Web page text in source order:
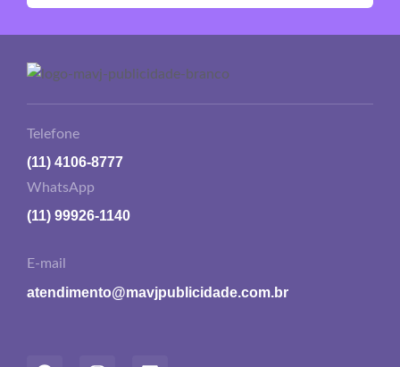
Telefone
(11) 4106-8777
WhatsApp
(11) 99926-1140
E-mail
atendimento@mavjpublicidade.com.br